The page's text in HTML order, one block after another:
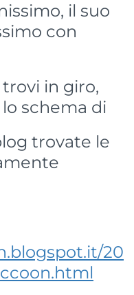
il suo
con
in giro,
schema di
trovate le
20